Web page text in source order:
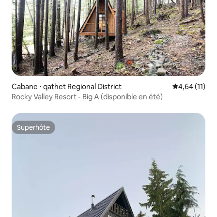
Cabane ⋅ qathet Regional District Évaluation
4,64 (11)
Rocky Valley Resort - Big A (disponible en été)
Superhôte
Superhôte